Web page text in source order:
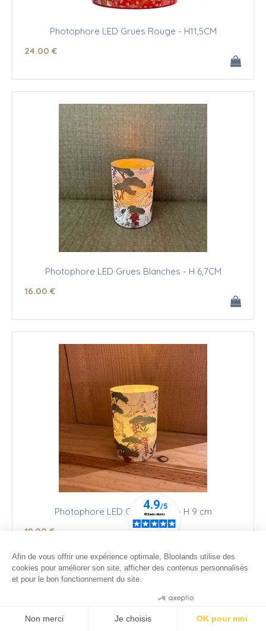
Photophore LED Grues Rouge - H11,5CM
24.00 €
Photophore LED Grues Blanches - H 6,7CM
16.00 €
Photophore LED Grues Blanc - H 9 cm
19 .00 €
Afin de vous offrir une expérience optimale, Bloolands utilise des
cookies pour améliorer son site, afficher des contenus personnalisés
et pour le bon fonctionnement du site.
Non merci Je choisis OK pour moi